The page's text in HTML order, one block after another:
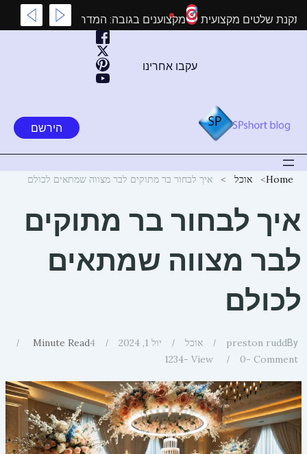
לתוכן
לדעת על התקנת שלטים מקצועית מקצוענים בגובה:
עקבו אחרינו
הירשם
Home אוכל איך לבחור בר מתוקים לבר מצווה שמתאים לכולם
איך לבחור בר מתוקים
לבר מצווה שמתאים
לכולם
By
preston rudd אוכל יול 1, 2024 4
Minute Read
0
Comment -
1234 View -